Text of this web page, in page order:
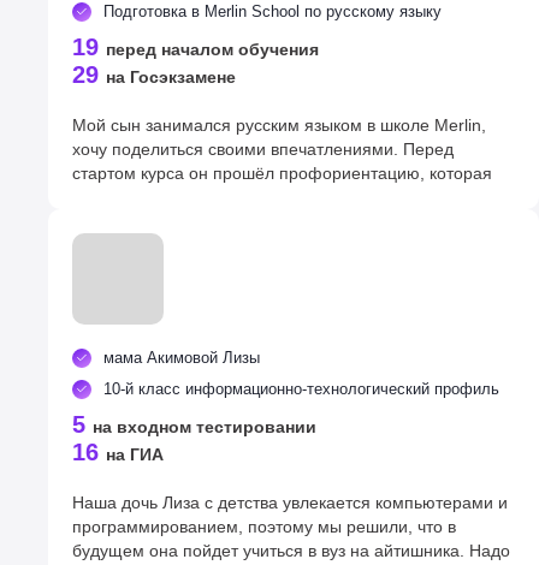
Теперь учусь в десятом классе, на экономическом
профиле, куда прошла по результатам ОГЭ.
Подготовка в Merlin School по русскому языку
19 перед началом обучения
29 на Госэкзамене
Мой сын занимался русским языком в школе Merlin,
хочу поделиться своими впечатлениями. Перед
стартом курса он прошёл профориентацию, которая
уделяли достаточно внимания, они могли задавать
оказалась система онлайн-дневников, где можно было
проводились пробники в формате ОГЭ, а потом
разбирались ошибки. Мы очень благодарны центру за
хорошую подготовку.
мама Акимовой Лизы
10-й класс информационно-технологический профиль
5 на входном тестировании
16 на ГИА
Наша дочь Лиза с детства увлекается компьютерами и
программированием, поэтому мы решили, что в
будущем она пойдет учиться в вуз на айтишника. Надо